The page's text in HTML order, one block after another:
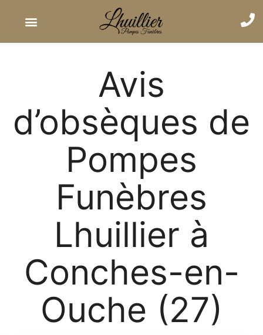
Avis
d’obsèques de
Pompes
Funèbres
Lhuillier à
Conches-en-
Ouche (27)